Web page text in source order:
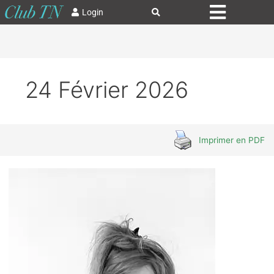
Login
24 Février 2026
Imprimer en PDF